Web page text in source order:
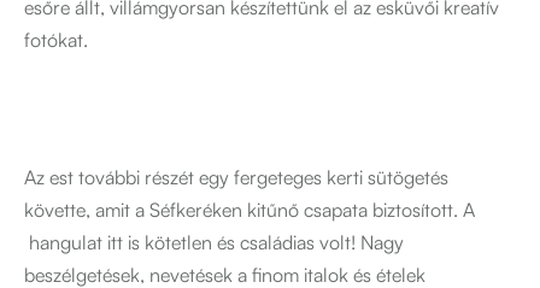
esőre állt, villámgyorsan készítettünk el az esküvői kreatív
fotókat.
Az est további részét egy fergeteges kerti sütögetés
követte, amit a Séfkeréken kitűnő csapata biztosított. A
hangulat itt is kötetlen és családias volt! Nagy
beszélgetések, nevetések a finom italok és ételek